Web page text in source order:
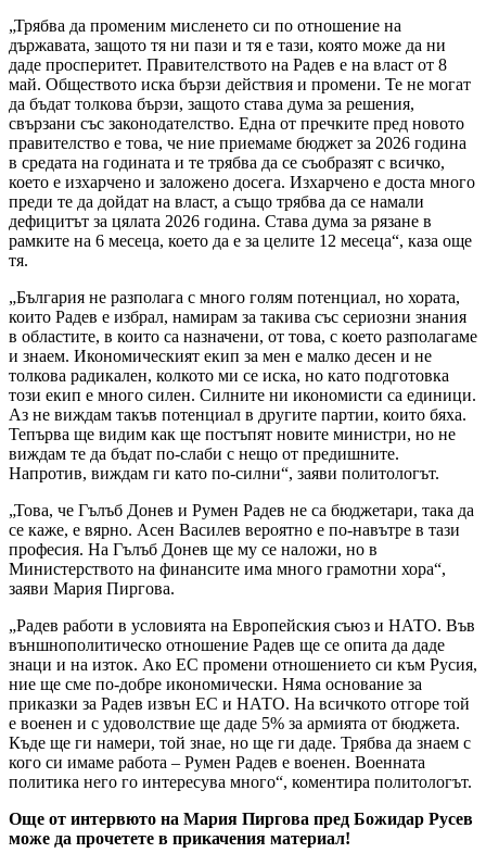
„Трябва да променим мисленето си по отношение на
държавата, защото тя ни пази и тя е тази, която може да ни
даде просперитет. Правителството на Радев е на власт от 8
май. Обществото иска бързи действия и промени. Те не могат
да бъдат толкова бързи, защото става дума за решения,
свързани със законодателство. Една от пречките пред новото
правителство е това, че ние приемаме бюджет за 2026 година
в средата на годината и те трябва да се съобразят с всичко,
което е изхарчено и заложено досега. Изхарчено е доста много
преди те да дойдат на власт, а също трябва да се намали
дефицитът за цялата 2026 година. Става дума за рязане в
рамките на 6 месеца, което да е за целите 12 месеца“, каза още
тя.
„България не разполага с много голям потенциал, но хората,
които Радев е избрал, намирам за такива със сериозни знания
в областите, в които са назначени, от това, с което разполагаме
и знаем. Икономическият екип за мен е малко десен и не
толкова радикален, колкото ми се иска, но като подготовка
този екип е много силен. Силните ни икономисти са единици.
Аз не виждам такъв потенциал в другите партии, които бяха.
Тепърва ще видим как ще постъпят новите министри, но не
виждам те да бъдат по-слаби с нещо от предишните.
Напротив, виждам ги като по-силни“, заяви политологът.
„Това, че Гълъб Донев и Румен Радев не са бюджетари, така да
се каже, е вярно. Асен Василев вероятно е по-навътре в тази
професия. На Гълъб Донев ще му се наложи, но в
Министерството на финансите има много грамотни хора“,
заяви Мария Пиргова.
„Радев работи в условията на Европейския съюз и НАТО. Във
външнополитическо отношение Радев ще се опита да даде
знаци и на изток. Ако ЕС промени отношението си към Русия,
ние ще сме по-добре икономически. Няма основание за
приказки за Радев извън ЕС и НАТО. На всичкото отгоре той
е военен и с удоволствие ще даде 5% за армията от бюджета.
Къде ще ги намери, той знае, но ще ги даде. Трябва да знаем с
кого си имаме работа – Румен Радев е военен. Военната
политика него го интересува много“, коментира политологът.
Още от интервюто на Мария Пиргова пред Божидар Русев
може да прочетете в прикачения материал!